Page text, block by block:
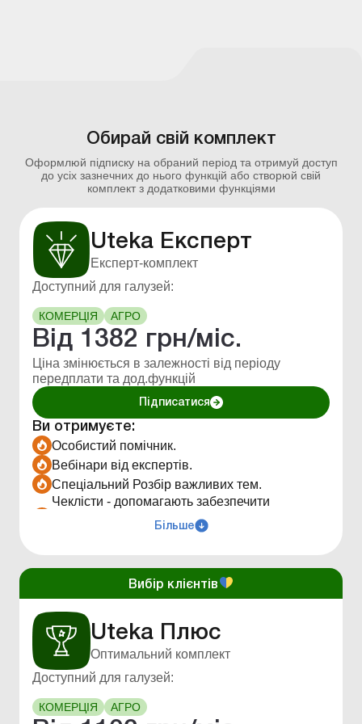
Обирай свій комплект
Оформлюй підписку на обраний період та отримуй доступ
до усіх зазнечних до нього функцій або створюй свій
комплект з додатковими функціями
Uteka Експерт
Експерт-комплект
Доступний для галузей:
КОМЕРЦІЯ АГРО
Від 1382 грн/міс.
Ціна змінюється в залежності від періоду
передплати та дод.функцій
Підписатися
Ви отримуєте:
Особистий помічник.
Вебінари від експертів.
Спеціальний Розбір важливих тем.
Чеклісти - допомагають забезпечити
послідовність, правильність і повноту
виконання завдання.
перевірені на відповідність законодавству та
юридичним нормам.
Консультаційна лінія від експертів за
графіком.
Покращений пошук по всім матеріалам.
Форми, бланки та шаблони для скачування з
інструкцією по заповненню.
Фільтр матеріалів по функціоналу, рубрикам,
Більше
Вибір клієнтів
Uteka Плюс
Оптимальний комплект
Доступний для галузей:
КОМЕРЦІЯ АГРО